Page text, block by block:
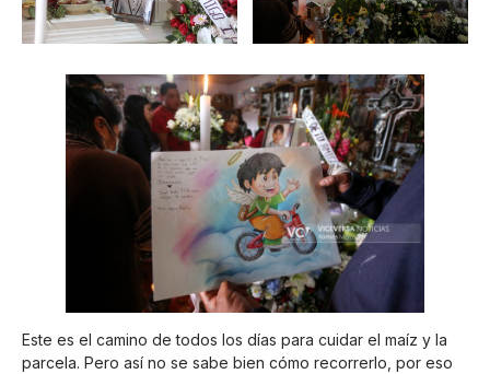
Este es el camino de todos los días para cuidar el maíz y la
parcela. Pero así no se sabe bien cómo recorrerlo, por eso